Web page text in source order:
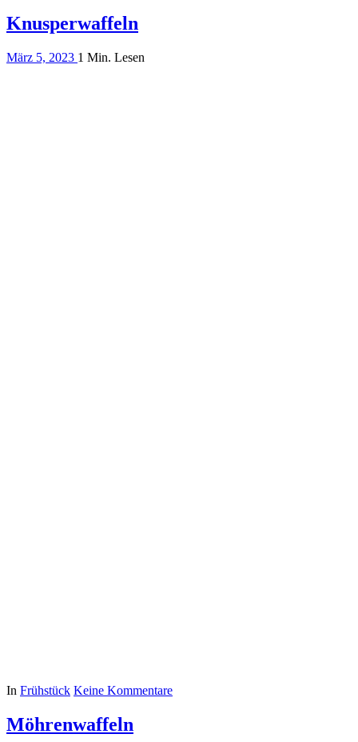
Knusperwaffeln
März 5, 2023 1 Min. Lesen
In Frühstück Keine Kommentare
Möhrenwaffeln